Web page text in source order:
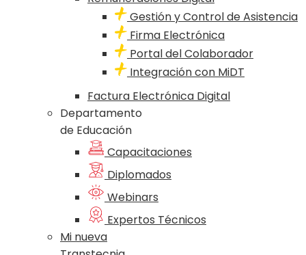
Gestión y Control de Asistencia
Firma Electrónica
Portal del Colaborador
Integración con MiDT
Factura Electrónica Digital
Departamento
de Educación
Capacitaciones
Diplomados
Webinars
Expertos Técnicos
Mi nueva